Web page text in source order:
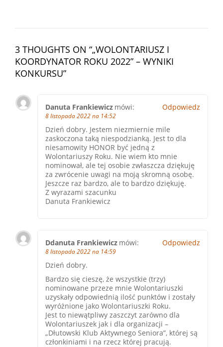
3 THOUGHTS ON “„WOLONTARIUSZ I
KOORDYNATOR ROKU 2022” – WYNIKI
KONKURSU”
Danuta Frankiewicz mówi:
8 listopada 2022 na 14:52
Dzień dobry. Jestem niezmiernie mile
zaskoczona taką niespodzianką. Jest to dla
niesamowity HONOR być jedną z
Wolontariuszy Roku. Nie wiem kto mnie
nominował, ale tej osobie zwłaszcza dziękuję
za zwrócenie uwagi na moją skromną osobę.
Jeszcze raz bardzo, ale to bardzo dziękuję.
Z wyrazami szacunku
Danuta Frankiewicz
Odpowiedz
Ddanuta Frankiewicz mówi:
8 listopada 2022 na 14:59
Dzień dobry.
Bardzo się cieszę, że wszystkie (trzy)
nominowane przeze mnie Wolontariuszki
uzyskały odpowiednią ilość punktów i zostały
wyróżnione jako Wolontariuszki Roku.
Jest to niewątpliwy zaszczyt zarówno dla
Wolontariuszek jak i dla organizacji –
„Dłutowski Klub Aktywnego Seniora”, której są
członkiniami i na rzecz której pracują.
Odpowiedz